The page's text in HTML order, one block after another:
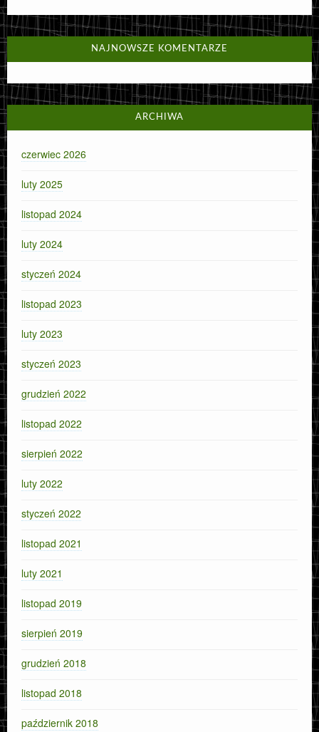
NAJNOWSZE KOMENTARZE
ARCHIWA
czerwiec 2026
luty 2025
listopad 2024
luty 2024
styczeń 2024
listopad 2023
luty 2023
styczeń 2023
grudzień 2022
listopad 2022
sierpień 2022
luty 2022
styczeń 2022
listopad 2021
luty 2021
listopad 2019
sierpień 2019
grudzień 2018
listopad 2018
październik 2018